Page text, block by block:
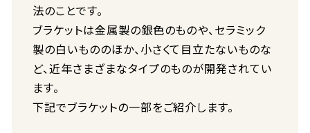
法のことです。
ブラケットは金属製の銀色のものや、セラミック
製の白いもののほか、小さくて目立たないものな
ど、近年さまざまなタイプのものが開発されてい
ます。
下記でブラケットの一部をご紹介します。